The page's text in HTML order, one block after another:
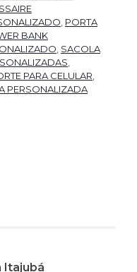
PORTA
BANK
SACOLA
PARA CELULAR
PERSONALIZADA
Itajubá